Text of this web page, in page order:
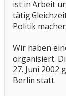
ist in Arbeit
Politik
Wir haben
organisiert.
27. Juni 2002
Berlin statt.